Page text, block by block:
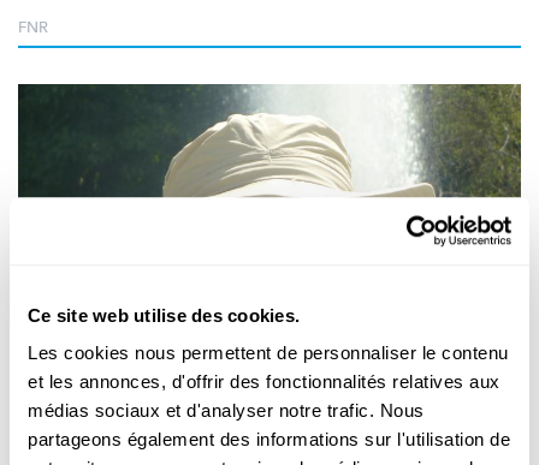
Ce site web utilise des cookies.
Les cookies nous permettent de personnaliser le contenu
et les annonces, d'offrir des fonctionnalités relatives aux
médias sociaux et d'analyser notre trafic. Nous
partageons également des informations sur l'utilisation de
FNR
BLACKCOAT
Un revêtement plus léger pour la réduction